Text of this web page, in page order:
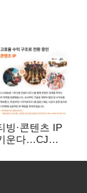
빙·콘텐츠 IP
운다…CJ
로벌 확장 가속